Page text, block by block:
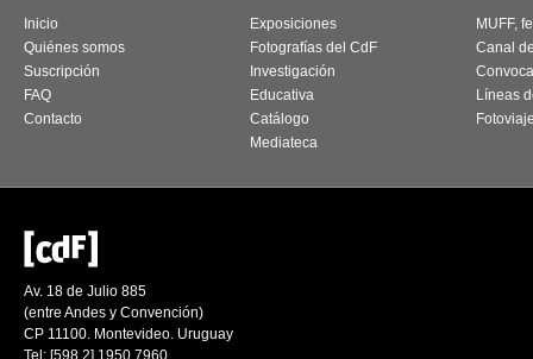
Inicio
Quiénes somos
Suscripción
FAQ
Contacto
Exposiciones
Fotografías del CdF
Investigación
Educativa
Catálogo
Mediateca
MUFF,
Canal
Líneas
Av. 18 de Julio 885
(entre Andes y Convención)
CP 11100. Montevideo. Uruguay
Tel: [598 2] 1950 7960